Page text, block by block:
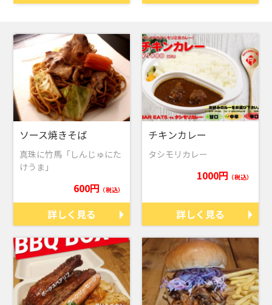
ソース焼きそば
真珠に竹馬「しんじゅにた
けうま」
600円 （税込）
詳しく見る
チキンカレー
タシモリカレー
1000円 （税込）
詳しく見る